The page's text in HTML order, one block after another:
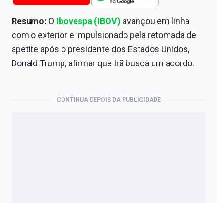
Renda Fixa
Mercados
Resumo: O Ibovespa (IBOV) avançou em linha
com o exterior e impulsionado pela retomada de
apetite após o presidente dos Estados Unidos,
Donald Trump, afirmar que Irã busca um acordo.
CONTINUA DEPOIS DA PUBLICIDADE